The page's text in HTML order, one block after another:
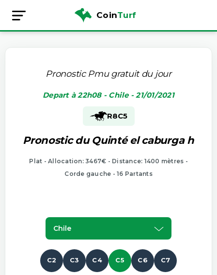
CoinTurf
Pronostic Pmu gratuit du jour
Depart à 22h08 - Chile - 21/01/2021
R8C5
Pronostic du Quinté el caburga h
Plat - Allocation: 3467€ - Distance: 1400 mètres -
Corde gauche - 16 Partants
Chile
C2 C3 C4 C5 C6 C7